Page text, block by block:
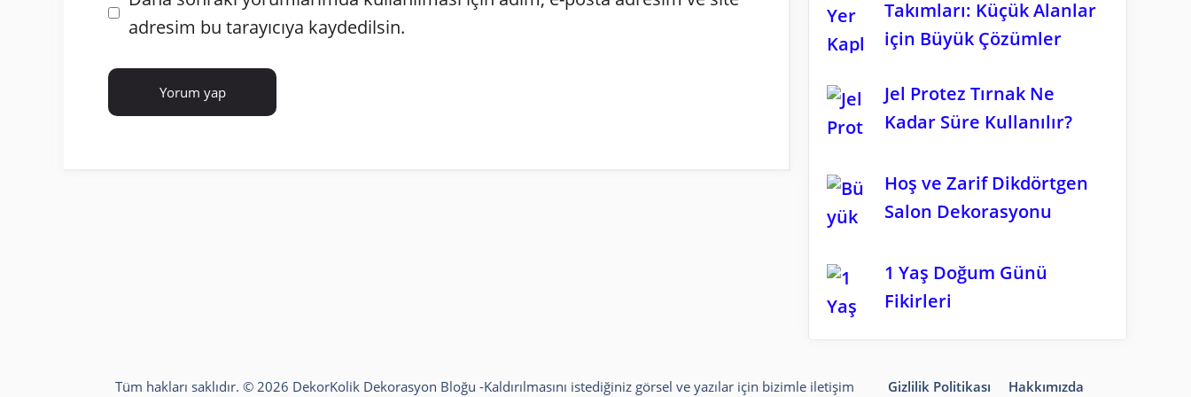
sitesiadresim bu tarayıcıya kaydedilsin.
Takımları: Küçük Alanlar
için Büyük Çözümler
Jel Protez Tırnak Ne
Kadar Süre Kullanılır?
Hoş ve Zarif Dikdörtgen
Salon Dekorasyonu
1 Yaş Doğum Günü
Fikirleri
Gizlilik Politikası Hakkımızda
Tüm hakları saklıdır. © 2026 DekorKolik Dekorasyon Bloğu -Kaldırılmasını istediğiniz görsel ve yazılar için bizimle iletişim